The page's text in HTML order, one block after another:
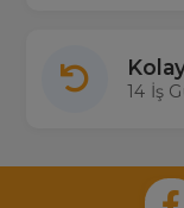
14 İş